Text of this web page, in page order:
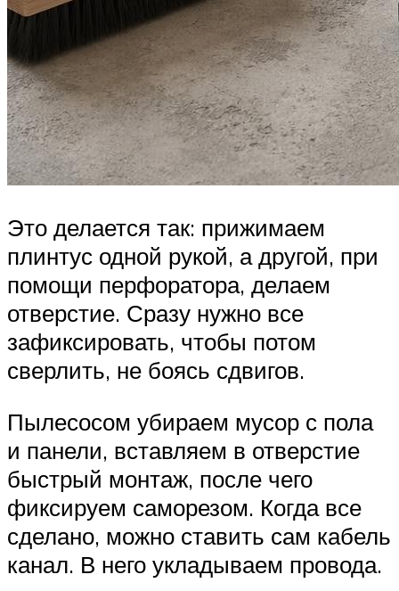
Это делается так: прижимаем
плинтус одной рукой, а другой, при
помощи перфоратора, делаем
отверстие. Сразу нужно все
зафиксировать, чтобы потом
сверлить, не боясь сдвигов.
Пылесосом убираем мусор с пола
и панели, вставляем в отверстие
быстрый монтаж, после чего
фиксируем саморезом. Когда все
сделано, можно ставить сам кабель
канал. В него укладываем провода.